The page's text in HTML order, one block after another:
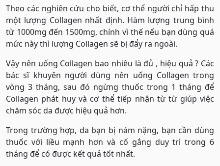
Theo các nghiên cứu cho biết, cơ thể người chỉ hấp thu
một lượng Collagen nhất định. Hàm lượng trung bình
từ 1000mg đến 1500mg, chính vì thế nếu bạn dùng quá
mức này thì lượng Collagen sẽ bị đẩy ra ngoài.
Vậy nên uống Collagen bao nhiêu là đủ , hiệu quả ? Các
bác sĩ khuyên người dùng nên uống Collagen trong
vòng 3 tháng, sau đó ngừng thuốc trong 1 tháng để
Collagen phát huy và cơ thể tiếp nhận từ từ giúp việc
chăm sóc da được hiệu quả hơn.
Trong trường hợp, da bạn bị nám nặng, bạn cần dùng
thuốc với liều mạnh hơn và cố gắng duy trì trong 6
tháng để có được kết quả tốt nhất.